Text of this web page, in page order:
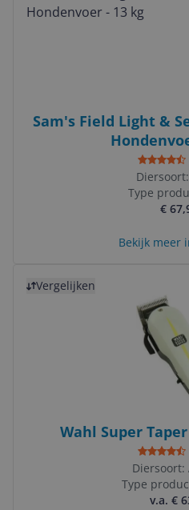
Sam's Field Light &
Diersoort:
Type
€
Bekijk meer
Vergelijken
Wahl Super
Diersoort:
Type
v.a. €